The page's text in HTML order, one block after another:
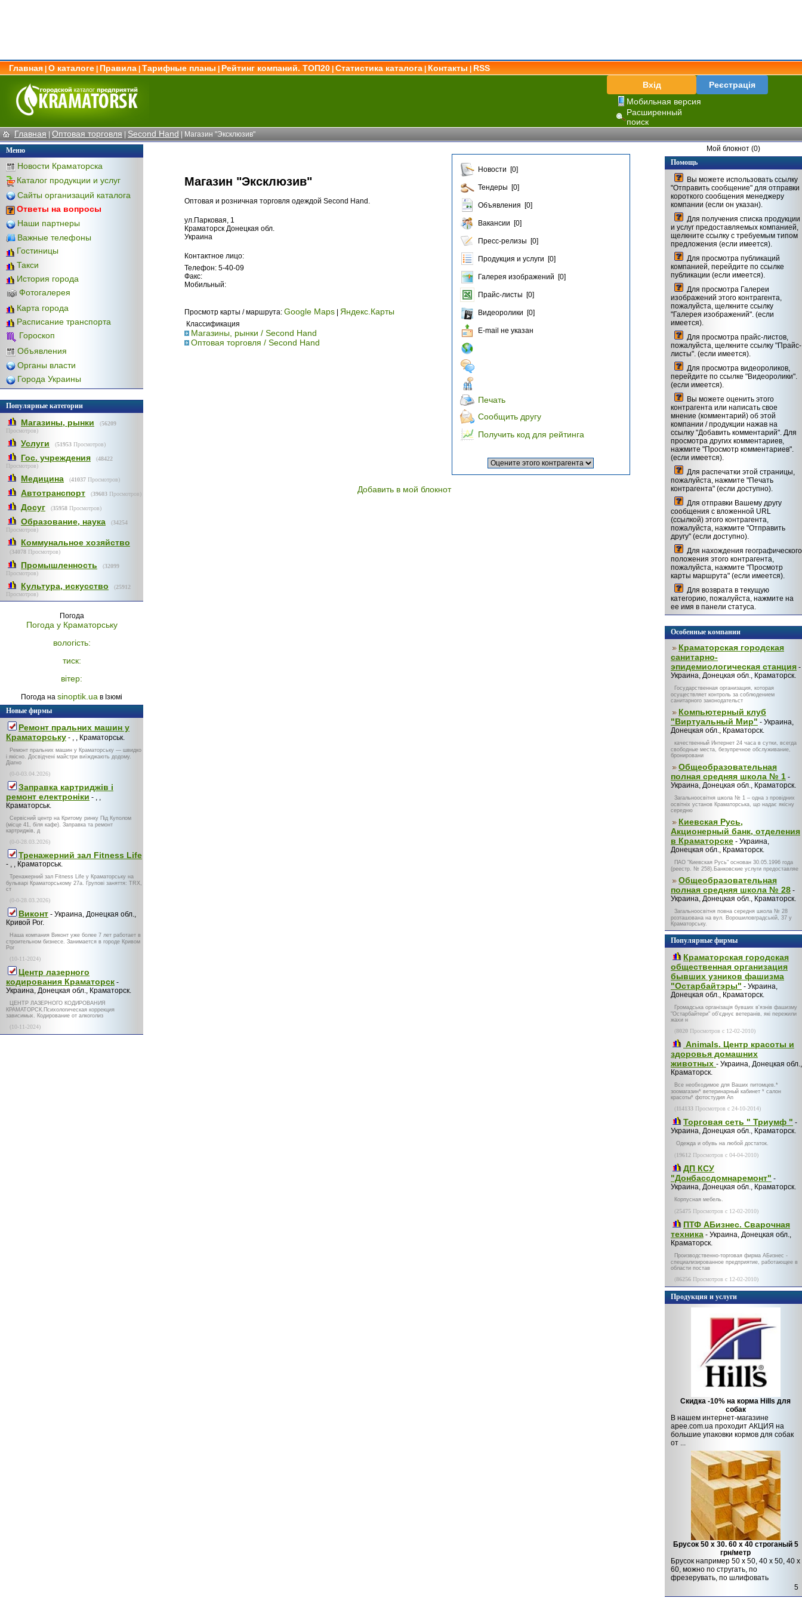
Главная О каталоге Правила Тарифные планы Рейтинг компаний. ТОП20 Статистика каталога Контакты
RSS
Вхід
Реєстрація
Мобильная версия
Расширенный
поиск
Главная | Оптовая торговля | Second Hand | Магазин "Эксклюзив"
Меню
Новости Краматорска
Каталог продукции и услуг
Сайты организаций каталога
Ответы на вопросы
Наши партнеры
Важные телефоны
Гостиницы
Такси
История города
Фотогалерея
Карта города
Расписание транспорта
Гороскоп
Объявления
Органы власти
Города Украины
Популярные категории
Магазины, рынки (56209
Просмотров)
Услуги (51953 Просмотров)
Гос. учреждения (48422
Просмотров)
Медицина (41037 Просмотров)
Автотранспорт (39603 Просмотров)
Досуг (35958 Просмотров)
Образование, наука (34254
Просмотров)
Коммунальное хозяйство
(34078 Просмотров)
Промышленность (32099
Просмотров)
Культура, искусство (25912
Просмотров)
Погода
Погода у Краматорську
вологість:
тиск:
вітер:
Погода на sinoptik.ua в Ізюмі
Новые фирмы
Ремонт пральних машин у
Краматорську - , , Краматорськ.
Ремонт пральних машин у Краматорську — швидко
і якісно. Досвідчені майстри виїжджають додому.
Діагно
(0-0-03.04.2026)
Заправка картриджів і
ремонт електроніки - , ,
Краматорськ.
Сервісний центр на Критому ринку Під Куполом
(місце 41, біля кафе). Заправка та ремонт
картриджів, д
(0-0-28.03.2026)
Тренажерний зал Fitness Life
- , , Краматорськ.
Тренажерний зал Fitness Life у Краматорську на
бульварі Краматорському 27а. Групові заняття: TRX,
ст
(0-0-28.03.2026)
Виконт - Украина, Донецкая обл.,
Кривой Рог.
Наша компания Виконт уже более 7 лет работает в
строительном бизнесе. Занимается в городе Кривом
Рог
(10-11-2024)
Центр лазерного
кодирования Краматорск -
Украина, Донецкая обл., Краматорск.
ЦЕНТР ЛАЗЕРНОГО КОДИРОВАНИЯ
КРАМАТОРСК.Психологическая коррекция
зависимых. Кодирование от алкоголиз
(10-11-2024)
Магазин "Эксклюзив"
Оптовая и розничная торговля одеждой Second Hand.
ул.Парковая, 1
Краматорск Донецкая обл.
Украина
Контактное лицо:
Телефон: 5-40-09
Факс:
Мобильный:
Просмотр карты / маршрута: Google Maps| Яндекс.Карты
Классификация
Магазины, рынки / Second Hand
Оптовая торговля / Second Hand
Новости [0]
Тендеры [0]
Объявления [0]
Вакансии [0]
Пресс-релизы [0]
Продукция и услуги [0]
Галерея изображений [0]
Прайс-листы [0]
Видеоролики [0]
E-mail не указан
Печать
Сообщить другу
Получить код для рейтинга
Добавить в мой блокнот
Мой блокнот (0)
Помощь
Вы можете использовать ссылку
"Отправить сообщение" для отправки
короткого сообщения менеджеру
компании (если он указан).
Для получения списка продукции
и услуг предоставляемых компанией,
щелкните ссылку с требуемым типом
предложения (если имеется).
Для просмотра публикаций
компанией, перейдите по ссылке
публикации (если имеется).
Для просмотра Галереи
изображений этого контрагента,
пожалуйста, щелкните ссылку
"Галерея изображений". (если
имеется).
Для просмотра прайс-листов,
пожалуйста, щелкните ссылку "Прайс-
листы". (если имеется).
Для просмотра видеороликов,
перейдите по ссылке "Видеоролики".
(если имеется).
Вы можете оценить этого
контрагента или написать свое
мнение (комментарий) об этой
компании / продукции нажав на
ссылку "Добавить комментарий". Для
просмотра других комментариев,
нажмите "Просмотр комментариев".
(если имеется).
Для распечатки этой страницы,
пожалуйста, нажмите "Печать
контрагента" (если доступно).
Для отправки Вашему другу
сообщения с вложенной URL
(ссылкой) этого контрагента,
пожалуйста, нажмите "Отправить
другу" (если доступно).
Для нахождения географического
положения этого контрагента,
пожалуйста, нажмите "Просмотр
карты маршрута" (если имеется).
Для возврата в текущую
категорию, пожалуйста, нажмите на
ее имя в панели статуса.
Особенные компании
Краматорская городская
санитарно-
эпидемиологическая станция -
Украина, Донецкая обл., Краматорск.
Государственная организация, которая
осуществляет контроль за соблюдением
санитарного законодательст
Компьютерный клуб
"Виртуальный Мир" - Украина,
Донецкая обл., Краматорск.
качественный Интернет 24 часа в сутки, всегда
свободные места, безупречное обслуживание,
бронировани
Общеобразовательная
полная средняя школа № 1 -
Украина, Донецкая обл., Краматорск.
Загальноосвітня школа № 1 – одна з провідних
освітніх установ Краматорська, що надає якісну
середню
Киевская Русь,
Акционерный банк, отделения
в Краматорске - Украина,
Донецкая обл., Краматорск.
ПАО "Киевская Русь" основан 30.05.1996 года
(реестр. № 258).Банковские услуги предоставляе
Общеобразовательная
полная средняя школа № 28 -
Украина, Донецкая обл., Краматорск.
Загальноосвітня повна середня школа № 28
розташована на вул. Ворошиловградській, 37 у
Краматорську.
Популярные фирмы
Краматорская городская
общественная организация
бывших узников фашизма
"Остарбайтэры" - Украина,
Донецкая обл., Краматорск.
Громадська організація бувших в'язнів фашизму
"Остарбайтери" об'єднує ветеранів, які пережили
жахи н
(8020 Просмотров с 12-02-2010)
Animals. Центр красоты и
здоровья домашних
животных - Украина, Донецкая обл.,
Краматорск.
Все необходимое для Ваших питомцев.*
зоомагазин* ветеринарный кабинет * салон
красоты* фотостудия An
(114133 Просмотров с 24-10-2014)
Торговая сеть " Триумф " -
Украина, Донецкая обл., Краматорск.
Одежда и обувь на любой достаток.
(19612 Просмотров с 04-04-2010)
ДП КСУ
"Донбассдомнаремонт" -
Украина, Донецкая обл., Краматорск.
Корпусная мебель.
(25475 Просмотров с 12-02-2010)
ПТФ АБизнес. Сварочная
техника - Украина, Донецкая обл.,
Краматорск.
Производственно-торговая фирма АБизнес -
специализированное предприятие, работающее в
области постав
(86256 Просмотров с 12-02-2010)
Продукция и услуги
Скидка -10% на корма Hills для
собак
В нашем интернет-магазине
apee.com.ua проходит АКЦИЯ на
большие упаковки кормов для собак
от ...
Брусок 50 х 30. 60 х 40 строганый 5
грн/метр
Брусок например 50 х 50, 40 х 50, 40 х
60, можно по стругать, по
фрезерувать, по шлифовать
5